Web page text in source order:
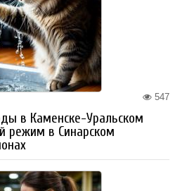
547
в Каменске-Уральском
режим в Синарском